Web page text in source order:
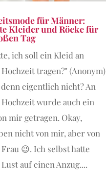
für Männer:
Kleider und Röcke für
Tag
ich soll ein Kleid an
tragen?" (Anonym)
eigentlich nicht? An
wurde auch ein
mir getragen. Okay,
nicht von mir, aber von
😉. Ich selbst hatte
auf einen Anzug....